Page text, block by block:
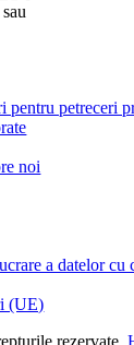
sau
pentru petreceri
noi
a datelor cu
(UE)
rezervate.